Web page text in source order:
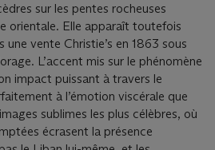
sur les pentes rocheuses
orientale. Elle apparaît toutefois
une vente Christie’s en 1863 sous
L’accent mis sur le phénomène
impact puissant à travers le
à l’émotion viscérale que
sublimes les plus célèbres, où
écrasent la présence